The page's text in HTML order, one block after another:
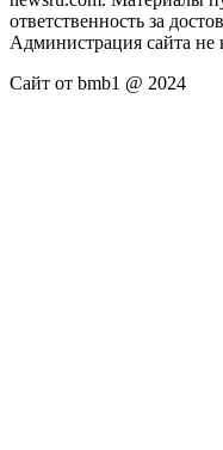
ответственность за
Администрация сайта не
Сайт от bmb1 @ 2024